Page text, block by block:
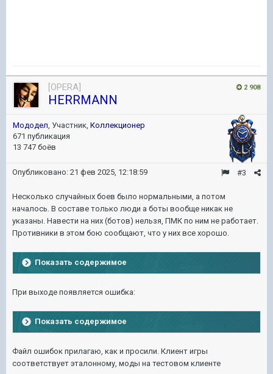
2 908
[OPERA]
HERRMANN
Мододел, Участник, Коллекционер
671 публикация
13 747 боёв
#3
Опубликовано: 21 фев 2025, 12:18:59
Несколько случайных боев было нормальными, а потом
началось. В составе только люди а боты вообще никак не
указаны. Навести на них (ботов) нельзя, ПМК по ним не работает.
Противники в этом бою сообщают, что у них все хорошо.
Показать содержимое
При выходе появляется ошибка:
Показать содержимое
Файл ошибок прилагаю, как и просили. Клиент игры
соответствует эталонному, моды на тестовом клиенте